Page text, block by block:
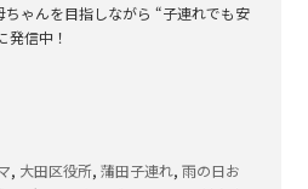
ゃんを目指しながら “子連れでも安
発信中！
, 大田区役所,蒲田子連れ,雨の日お